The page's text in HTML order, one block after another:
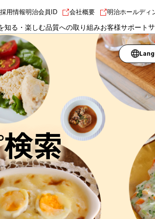
知る・楽しむ品質への取り組みお客様サポート
採用情報明治会員ID 会社概要 明治ホールディ
简体
繁體
한
索